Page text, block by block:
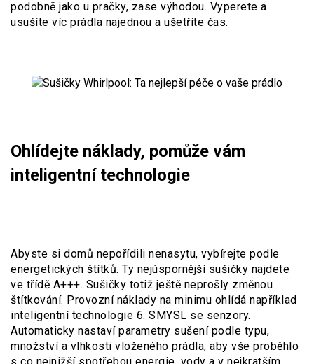
podobně jako u pračky, zase výhodou. Vyperete a
usušíte víc prádla najednou a ušetříte čas.
Ohlídejte náklady, pomůže vám
inteligentní technologie
Abyste si domů nepořídili nenasytu, vybírejte podle
energetických štítků. Ty nejúspornější sušičky najdete
ve třídě A+++. Sušičky totiž ještě neprošly změnou
štítkování. Provozní náklady na minimu ohlídá například
inteligentní technologie 6. SMYSL se senzory.
Automaticky nastaví parametry sušení podle typu,
množství a vlhkosti vloženého prádla, aby vše proběhlo